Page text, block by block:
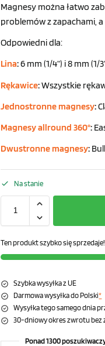
Magnesy można łatwo
problemów z zapachami,
Odpowiedni dla:
Lina:6 mm (1/4”) i 8 mm (1/
Rękawice:Wszystkie
Jednostronne magnesy:
Magnesy allround 360°:
Dwustronne magnesy:
Na stanie
Ten produkt szybko się sprzedaje!
Szybka wysyłka z UE
Darmowa wysyłka do Polski*
Wysyłka tego samego dnia
30-dniowy okres zwrotu bez
Ponad 1300